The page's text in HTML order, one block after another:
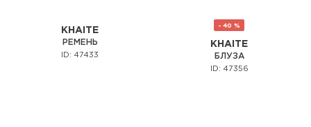
KHAITE
РЕМЕНЬ
ID: 47433
- 40 %
KHAITE
БЛУЗА
ID: 47356